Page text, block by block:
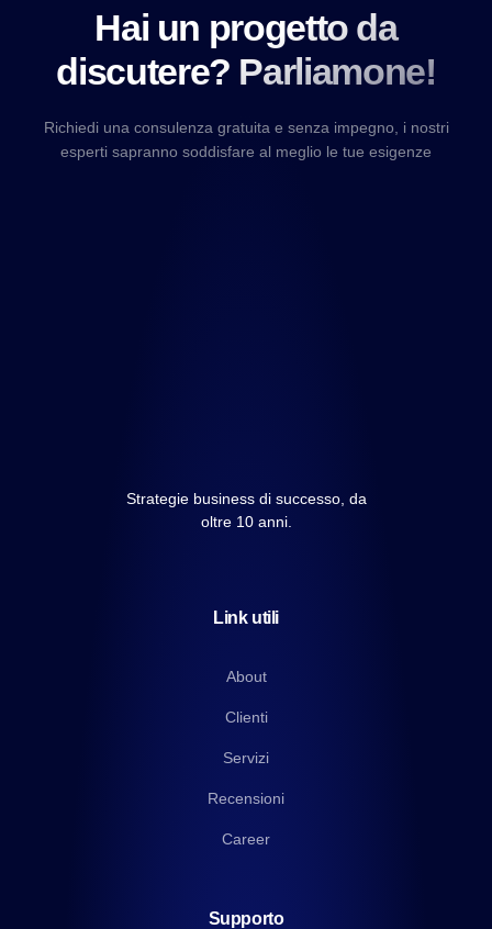
Hai un progetto da
discutere? Parliamone!
Richiedi una consulenza gratuita e senza impegno, i nostri
esperti sapranno soddisfare al meglio le tue esigenze
Strategie business di successo, da
oltre 10 anni.
Link utili
About
Clienti
Servizi
Recensioni
Career
Supporto